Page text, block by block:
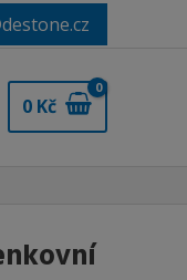
0 Kč